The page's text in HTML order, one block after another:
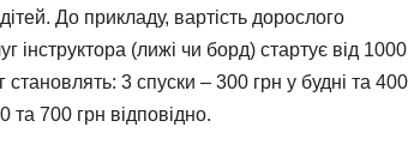
До прикладу, вартість дорослого
інструктора (лижі чи борд) стартує від 1000
становлять: 3 спуски – 300 грн у будні та 400
та 700 грн відповідно.